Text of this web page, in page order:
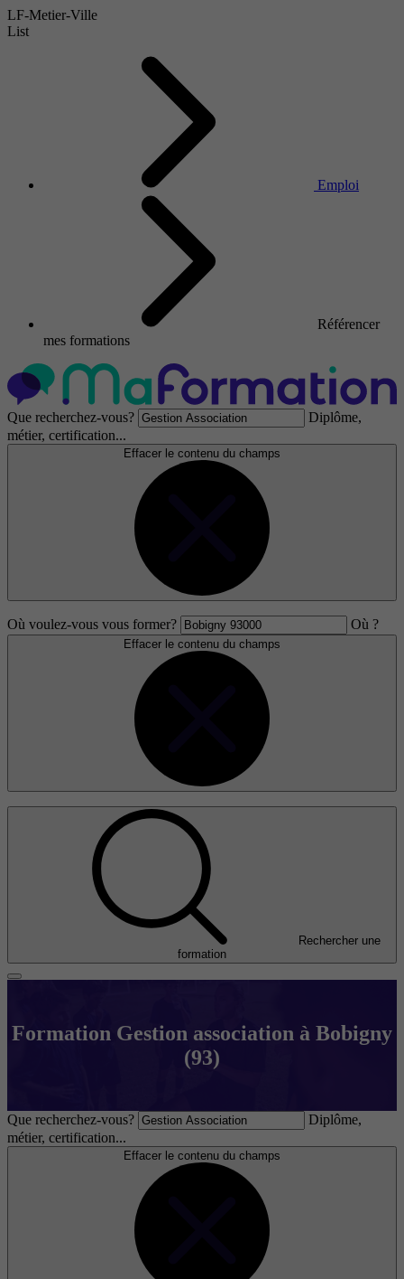
LF-Metier-Ville
List
Emploi
Référencer
mes formations
Que recherchez-vous?
Diplôme,
métier, certification...
Effacer le contenu du champs
Où voulez-vous vous former? Où ?
Effacer le contenu du champs
Rechercher une
formation
Formation Gestion association à Bobigny
(93)
Que recherchez-vous?
Diplôme,
métier, certification...
Effacer le contenu du champs